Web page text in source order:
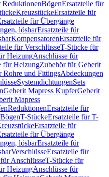
ReduktionenBögenErsatzteile für
KreuzstückeErsatzteile für
für Übergänge
lösbarErsatzteile für
KompensatorenErsatzteile für
für VerschlüsseT-Stücke für
HeizungAnschlüsse für
für HeizungZubehör für Geberit
Rohre und FittingsAbdeckungen
SystemdichtungenSets
Geberit Mapress KupferGeberit
Mapress
ReduktionenErsatzteile für
T-StückeErsatzteile für T-
Ersatzteile für
für Übergänge
lösbarErsatzteile für
VerschlüsseErsatzteile für
AnschlüsseT-Stücke für
HeizungAnschlüsse für